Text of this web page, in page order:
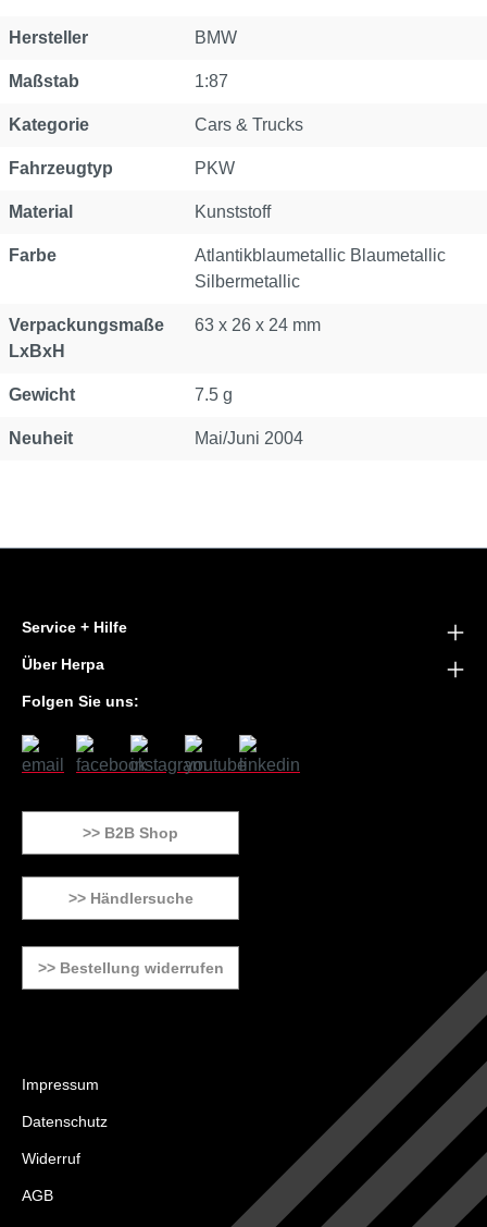
Hersteller BMW
Maßstab 1:87
Kategorie Cars & Trucks
Fahrzeugtyp PKW
Material Kunststoff
Farbe
Atlantikblaumetallic Blaumetallic
Silbermetallic
Verpackungsmaße
LxBxH
63 x 26 x 24 mm
Gewicht 7.5 g
Neuheit Mai/Juni 2004
Service + Hilfe
Über Herpa
Folgen Sie uns:
>> B2B Shop
>> Händlersuche
>> Bestellung widerrufen
Impressum
Datenschutz
Widerruf
AGB